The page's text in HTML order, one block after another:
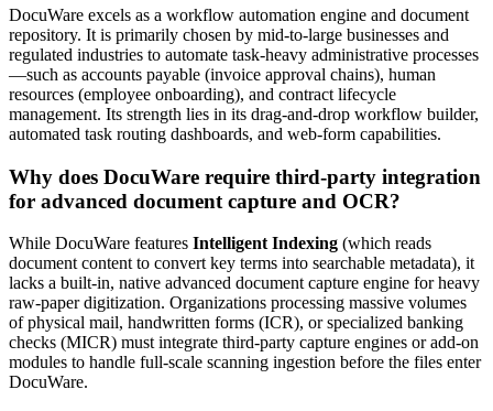
DocuWare excels as a workflow automation engine and document
repository. It is primarily chosen by mid-to-large businesses and
regulated industries to automate task-heavy administrative processes
—such as accounts payable (invoice approval chains), human
resources (employee onboarding), and contract lifecycle
management. Its strength lies in its drag-and-drop workflow builder,
automated task routing dashboards, and web-form capabilities.
Why does DocuWare require third-party integration
for advanced document capture and OCR?
While DocuWare features Intelligent Indexing (which reads
document content to convert key terms into searchable metadata), it
lacks a built-in, native advanced document capture engine for heavy
raw-paper digitization. Organizations processing massive volumes
of physical mail, handwritten forms (ICR), or specialized banking
checks (MICR) must integrate third-party capture engines or add-on
modules to handle full-scale scanning ingestion before the files enter
DocuWare.